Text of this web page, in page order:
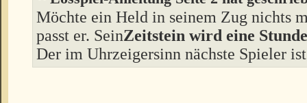
Möchte ein Held in seinem Zug nichts
passt er. SeinZeitstein wird eine
Der im Uhrzeigersinn nächste Spieler